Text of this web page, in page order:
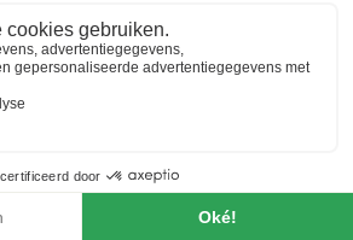
je een groot aanbod aan
bosrijke omgeving, aan zee, tussen de
omgeving. Het is dus mogelijk om een
te huren met onder andere veel
een bungalow in Aquitanië op een
type bungalow naar wens